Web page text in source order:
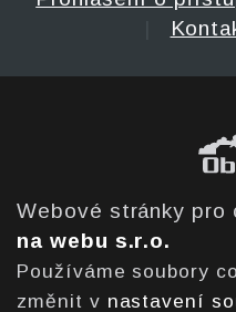
Webové stránky
na webu s.r.o.
Používáme soubory
změnit v nastavení